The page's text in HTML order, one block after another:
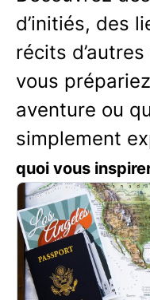
d’initiés, des
récits
vous
aventure ou
simplement
quoi vous